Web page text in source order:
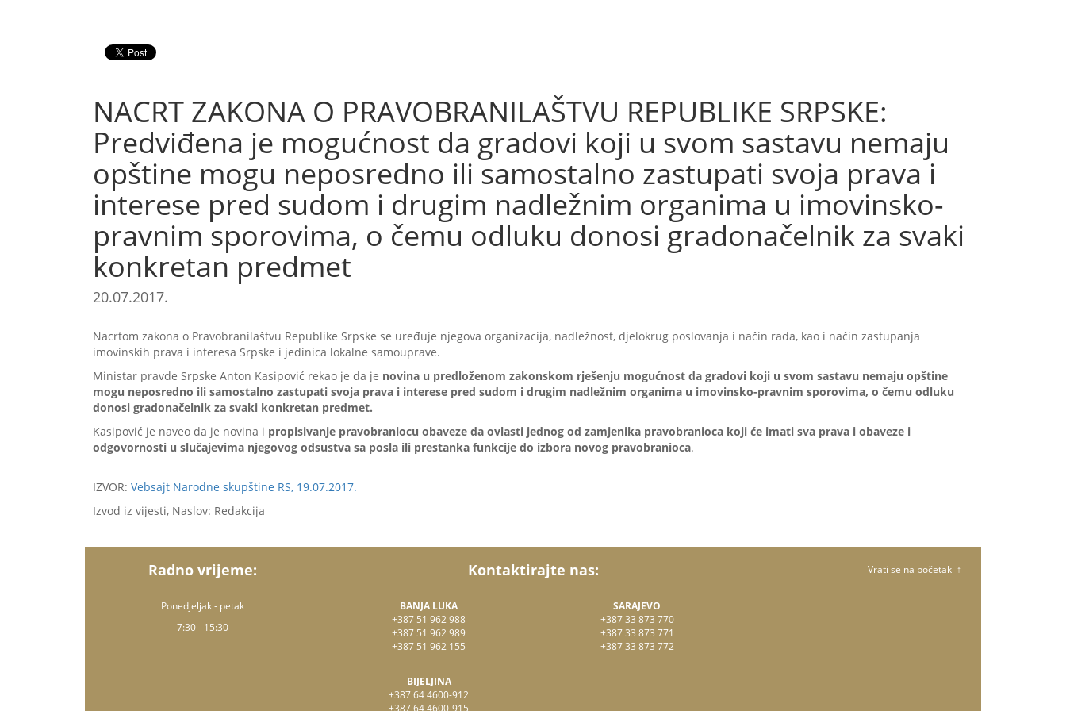
NACRT ZAKONA O PRAVOBRANILAŠTVU REPUBLIKE SRPSKE:
Predviđena je mogućnost da gradovi koji u svom sastavu nemaju
opštine mogu neposredno ili samostalno zastupati svoja prava i
interese pred sudom i drugim nadležnim organima u imovinsko-
pravnim sporovima, o čemu odluku donosi gradonačelnik za svaki
konkretan predmet
20.07.2017.
Nacrtom zakona o Pravobranilaštvu Republike Srpske se uređuje njegova organizacija, nadležnost, djelokrug poslovanja i način rada, kao i način zastupanja
imovinskih prava i interesa Srpske i jedinica lokalne samouprave.
Ministar pravde Srpske Anton Kasipović rekao je da je novina u predloženom zakonskom rješenju mogućnost da gradovi koji u svom sastavu nemaju opštine
mogu neposredno ili samostalno zastupati svoja prava i interese pred sudom i drugim nadležnim organima u imovinsko-pravnim sporovima, o čemu odluku
donosi gradonačelnik za svaki konkretan predmet.
Kasipović je naveo da je novina i propisivanje pravobraniocu obaveze da ovlasti jednog od zamjenika pravobranioca koji će imati sva prava i obaveze i
odgovornosti u slučajevima njegovog odsustva sa posla ili prestanka funkcije do izbora novog pravobranioca.
IZVOR: Vebsajt Narodne skupštine RS, 19.07.2017.
Izvod iz vijesti, Naslov: Redakcija
Radno vrijeme:
Ponedjeljak - petak
7:30 - 15:30
Kontaktirajte nas:
BANJA LUKA
+387 51 962 988
+387 51 962 989
+387 51 962 155
BIJELJINA
+387 64 4600-912
+387 64 4600-915
SARAJEVO
+387 33 873 770
+387 33 873 771
+387 33 873 772
Vrati se na početak ↑